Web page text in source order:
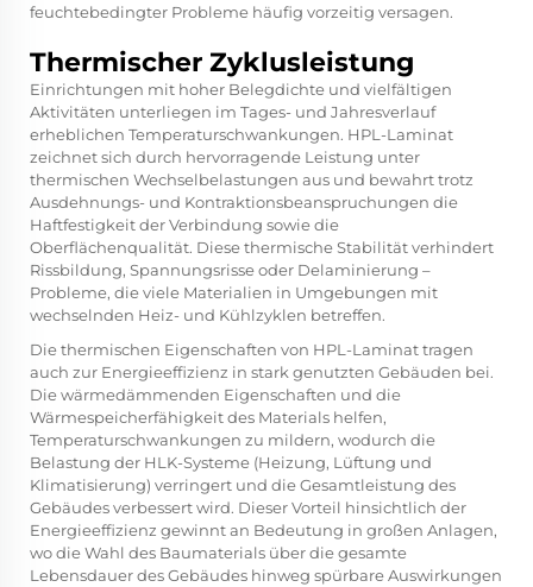
feuchtebedingter Probleme häufig vorzeitig versagen.
Thermischer Zyklusleistung
Einrichtungen mit hoher Belegdichte und vielfältigen
Aktivitäten unterliegen im Tages- und Jahresverlauf
erheblichen Temperaturschwankungen. HPL-Laminat
zeichnet sich durch hervorragende Leistung unter
thermischen Wechselbelastungen aus und bewahrt trotz
Ausdehnungs- und Kontraktionsbeanspruchungen die
Haftfestigkeit der Verbindung sowie die
Oberflächenqualität. Diese thermische Stabilität verhindert
Rissbildung, Spannungsrisse oder Delaminierung –
Probleme, die viele Materialien in Umgebungen mit
wechselnden Heiz- und Kühlzyklen betreffen.
Die thermischen Eigenschaften von HPL-Laminat tragen
auch zur Energieeffizienz in stark genutzten Gebäuden bei.
Die wärmedämmenden Eigenschaften und die
Wärmespeicherfähigkeit des Materials helfen,
Temperaturschwankungen zu mildern, wodurch die
Belastung der HLK-Systeme (Heizung, Lüftung und
Klimatisierung) verringert und die Gesamtleistung des
Gebäudes verbessert wird. Dieser Vorteil hinsichtlich der
Energieeffizienz gewinnt an Bedeutung in großen Anlagen,
wo die Wahl des Baumaterials über die gesamte
Lebensdauer des Gebäudes hinweg spürbare Auswirkungen